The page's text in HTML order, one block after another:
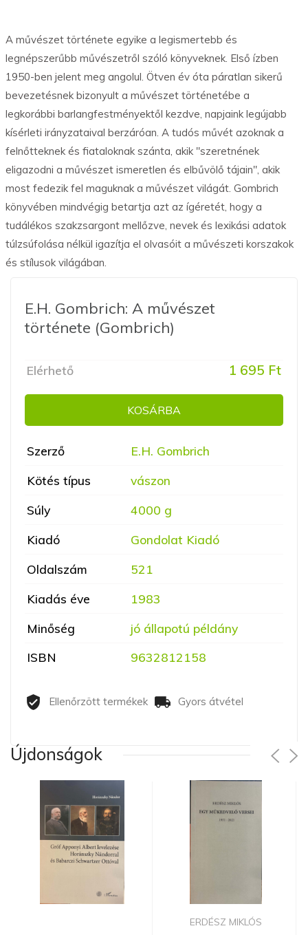
A művészet története egyike a legismertebb és
legnépszerűbb művészetről szóló könyveknek. Első ízben
1950-ben jelent meg angolul. Ötven év óta páratlan sikerű
bevezetésnek bizonyult a művészet történetébe a
legkorábbi barlangfestményektől kezdve, napjaink legújabb
kísérleti irányzataival berzáróan. A tudós művét azoknak a
felnőtteknek és fiataloknak szánta, akik "szeretnének
eligazodni a művészet ismeretlen és elbűvölő tájain", akik
most fedezik fel maguknak a művészet világát. Gombrich
könyvében mindvégig betartja azt az ígéretét, hogy a
tudálékos szakzsargont mellőzve, nevek és lexikási adatok
túlzsúfolása nélkül igazítja el olvasóit a művészeti korszakok
és stílusok világában.
E.H. Gombrich: A művészet
története (Gombrich)
Elérhető 1 695 Ft
KOSÁRBA
Szerző
E.H. Gombrich
Kötés típus
vászon
Súly
4000 g
Kiadó
Gondolat Kiadó
Oldalszám
521
Kiadás éve
1983
Minőség
jó állapotú példány
ISBN
9632812158
Ellenőrzött termékek Gyors átvétel
Újdonságok
ERDÉSZ MIKLÓS